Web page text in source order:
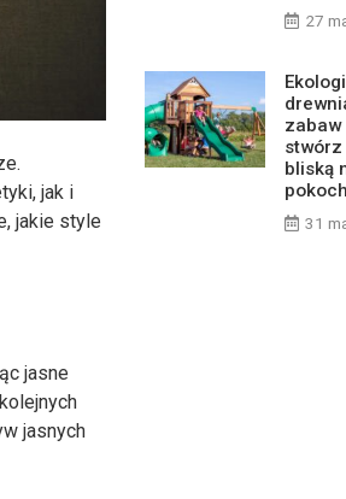
jak i
jakie style
jasne
jasnych
27
zabaw
bliską
31